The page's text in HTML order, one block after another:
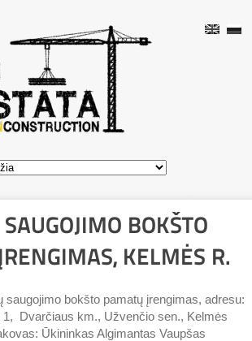
BOKŠTO
KELMĖS R.
saugojimo bokšto pamatų įrengimas, adresu:
1, Dvarčiaus km., Užvenčio sen., Kelmės
Ūkininkas Algimantas Vaupšas